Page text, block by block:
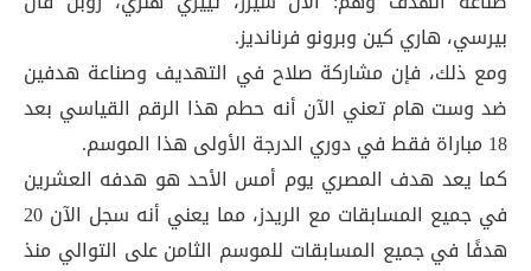
بيرسي، هاري كين وبرونو فرنانديز.
ومع ذلك، فإن مشاركة صلاح في التهديف وصناعة هدفين
ضد وست هام تعني الآن أنه حطم هذا الرقم القياسي بعد
18 مباراة فقط في دوري الدرجة الأولى هذا الموسم.
كما يعد هدف المصري يوم أمس الأحد هو هدفه العشرين
في جميع المسابقات مع الريدز، مما يعني أنه سجل الآن 20
هدفًا في جميع المسابقات للموسم الثامن على التوالي منذ